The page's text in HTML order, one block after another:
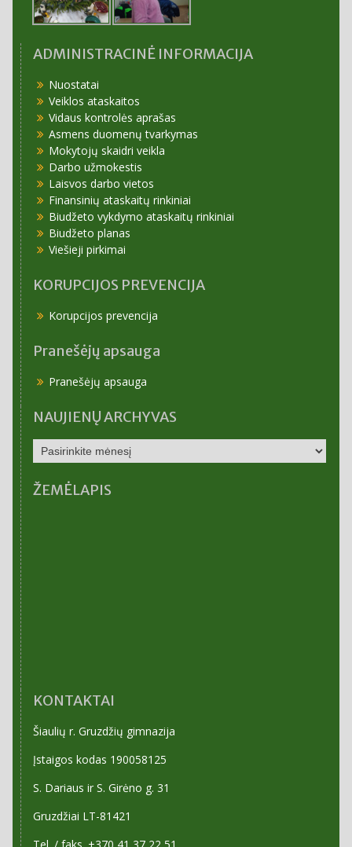
ADMINISTRACINĖ INFORMACIJA
Nuostatai
Veiklos ataskaitos
Vidaus kontrolės aprašas
Asmens duomenų tvarkymas
Mokytojų skaidri veikla
Darbo užmokestis
Laisvos darbo vietos
Finansinių ataskaitų rinkiniai
Biudžeto vykdymo ataskaitų rinkiniai
Biudžeto planas
Viešieji pirkimai
KORUPCIJOS PREVENCIJA
Korupcijos prevencija
Pranešėjų apsauga
Pranešėjų apsauga
NAUJIENŲ ARCHYVAS
NAUJIENŲ
ARCHYVAS
ŽEMĖLAPIS
KONTAKTAI
Šiaulių r. Gruzdžių gimnazija
Įstaigos kodas 190058125
S. Dariaus ir S. Girėno g. 31
Gruzdžiai LT-81421